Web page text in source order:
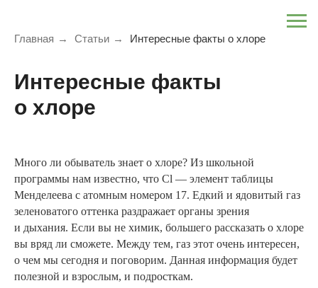
Главная → Статьи → Интересные факты о хлоре
Интересные факты
о хлоре
Много ли обыватель знает о хлоре? Из школьной
программы нам известно, что Cl — элемент таблицы
Менделеева с атомным номером 17. Едкий и ядовитый газ
зеленоватого оттенка раздражает органы зрения
и дыхания. Если вы не химик, большего рассказать о хлоре
вы вряд ли сможете. Между тем, газ этот очень интересен,
о чем мы сегодня и поговорим. Данная информация будет
полезной и взрослым, и подросткам.